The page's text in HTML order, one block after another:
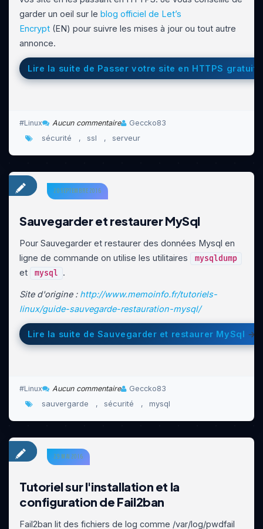
garder un oeil sur le blog officiel de Let’s
Encrypt (EN) pour suivre les mises à jour ou tout autre
annonce.
Lire la suite de Passer votre site en HTTPS
Linux Aucun commentaire Geccko83
sécurité , ssl , serveur
Sauvegarder et restaurer MySql
Pour Sauvegarder et restaurer des données Mysql en
ligne de commande on utilise les utilitaires
mysqldump
et mysql .
Site d'origine : http://www.memoinfo.fr/tutoriels-
linux/guide-sauvegarde-restauration-mysql/
Lire la suite de Sauvegarder et restaurer MySql
20 SEPTEMBRE 2016
Linux Aucun commentaire Geccko83
sauvergarde , sécurité , mysql
Tutoriel sur l'installation et la
configuration de Fail2ban
Fail2ban lit des fichiers de log comme /var/log/pwdfail
29 MAI 2016